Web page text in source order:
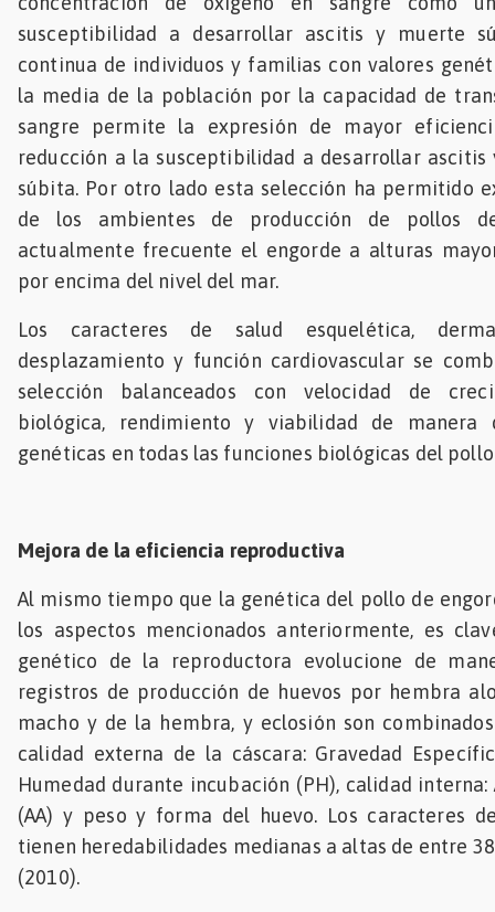
susceptibilidad a desarrollar ascitis y muerte
continua de individuos y familias con valores
la media de la población por la capacidad de
sangre permite la expresión de mayor
reducción a la susceptibilidad a desarrollar
súbita. Por otro lado esta selección ha permitido
de los ambientes de producción de pollos
actualmente frecuente el engorde a alturas
por encima del nivel del mar.
Los caracteres de salud esquelética,
desplazamiento y función cardiovascular se
selección balanceados con velocidad de
biológica, rendimiento y viabilidad de manera
genéticas en todas las funciones biológicas del
Mejora de la eficiencia reproductiva
Al mismo tiempo que la genética del pollo de
los aspectos mencionados anteriormente, es
genético de la reproductora evolucione de
registros de producción de huevos por hembra
macho y de la hembra, y eclosión son
calidad externa de la cáscara: Gravedad
Humedad durante incubación (PH), calidad
(AA) y peso y forma del huevo. Los caracteres
tienen heredabilidades medianas a altas de entre
(2010).